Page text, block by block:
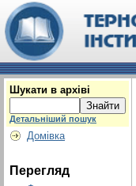
Шукати в архіві
Детальніший пошук
Домівка
Перегляд